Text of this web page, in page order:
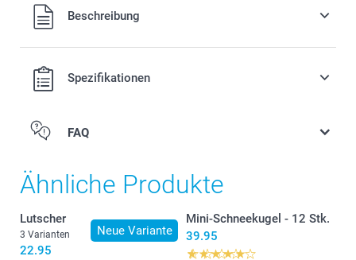
Alle Preise verstehen sich in Schweizer Franken (CHF) inkl.
MwSt. und zzgl. Versandkosten.
Beschreibung
Spezifikationen
FAQ
Ähnliche Produkte
Neue Variante
Lutscher
3 Varianten
22.95
Mini-Schneekugel - 12 Stk.
39.95